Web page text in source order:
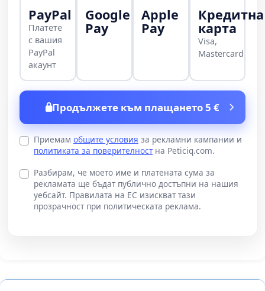
PayPal
Платете
с вашия
PayPal
акаунт
Google
Pay
Apple
Pay
Кредитна
карта
Visa,
Mastercard
Продължете към плащането 5 €
Приемам общите условия за рекламни кампании и
политиката за поверителностна Peticiq.com.
Разбирам, че моето име и платената сума за
рекламата ще бъдат публично достъпни на нашия
уебсайт. Правилата на ЕС изискват тази
прозрачност при политическата реклама.